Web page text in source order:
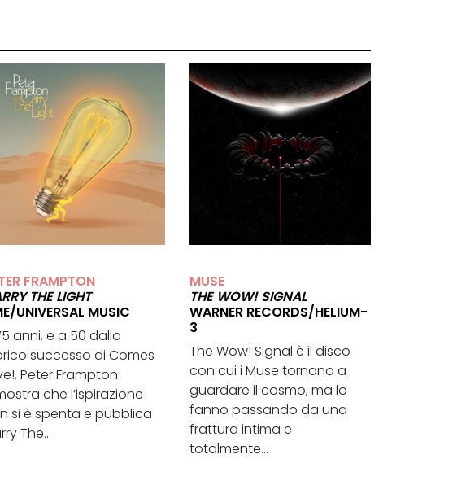
FRAMPTON
THE LIGHT
UNIVERSAL MUSIC
anni, e a 50 dallo
successo di Comes
Peter Frampton
che l’ispirazione
si è spenta e pubblica
The...
MUSE
THE WOW! SIGNAL
WARNER RECORDS/HELIUM-
3
The Wow! Signal è il disco
con cui i Muse tornano a
guardare il cosmo, ma lo
fanno passando da una
frattura intima e
totalmente...